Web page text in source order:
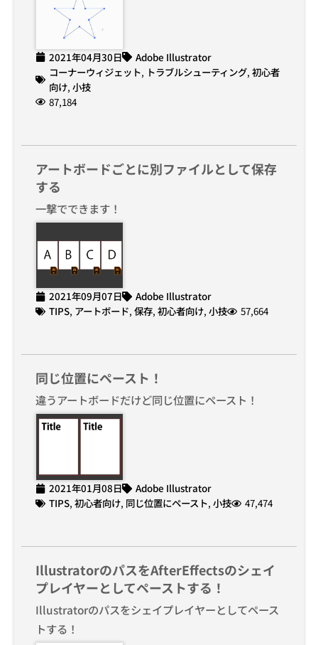
2021年04月30日
Adobe Illustrator
コーナーウィジェット, トラブルシューティング, 初心者
向け, 小技
87,184
アートボードごとに別ファイルとして保存
する
一撃でできます！
2021年09月07日
Adobe Illustrator
TIPS, アートボード, 保存, 初心者向け, 小技 57,664
同じ位置にペースト！
違うアートボードだけど同じ位置にペースト！
2021年01月08日
Adobe Illustrator
TIPS, 初心者向け, 同じ位置にペースト, 小技 47,474
IllustratorのパスをAfterEffectsのシェイ
プレイヤーとしてペーストする！
Illustratorのパスをシェイプレイヤーとしてペース
トする！